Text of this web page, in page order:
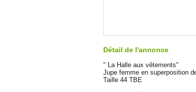
Détail de l'annonce
" La Halle aux vêtements"
Jupe femme en superposition
Taille 44 TBE